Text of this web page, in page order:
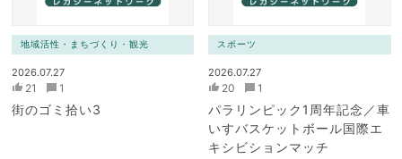
地域活性・まちづくり・観光
2026.07.27
21 1
街のゴミ拾い3
スポーツ
2026.07.27
20 1
パラリンピック1周年記念／車
いすバスケットボール国際エ
キシビションマッチ